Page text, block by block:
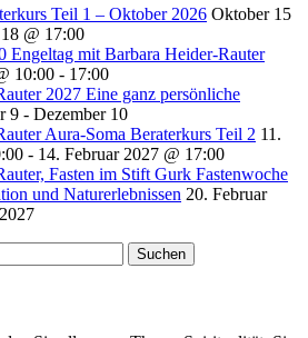
Teil 1 – Oktober 2026 Oktober 15
@ 17:00
Engeltag mit Barbara Heider-Rauter
10:00 - 17:00
2027 Eine ganz persönliche
9 - Dezember 10
Aura-Soma Beraterkurs Teil 2 11.
- 14. Februar 2027 @ 17:00
Fastenwoche
und Naturerlebnissen 20. Februar